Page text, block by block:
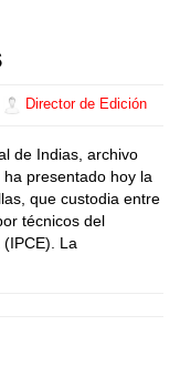
Director de Edición
de Indias, archivo
presentado hoy la
que custodia entre
técnicos del
La